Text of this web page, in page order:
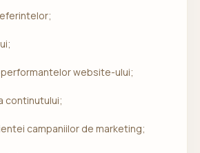
website-ului;
continutului;
campaniilor de marketing;